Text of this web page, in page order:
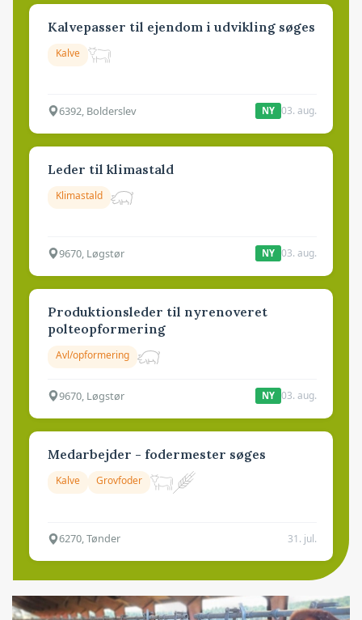
Kalvepasser til ejendom i udvikling søges
Kalve
6392, Bolderslev NY 03. aug.
Leder til klimastald
Klimastald
9670, Løgstør NY 03. aug.
Produktionsleder til nyrenoveret
polteopformering
Avl/opformering
9670, Løgstør NY 03. aug.
Medarbejder - fodermester søges
Kalve Grovfoder
6270, Tønder 31. jul.